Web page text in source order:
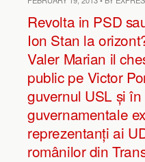
Revolta in PSD
Ion Stan la
Valer Marian il
public pe Victor
guvernul USL și
guvernamentale
reprezentanți ai
românilor din